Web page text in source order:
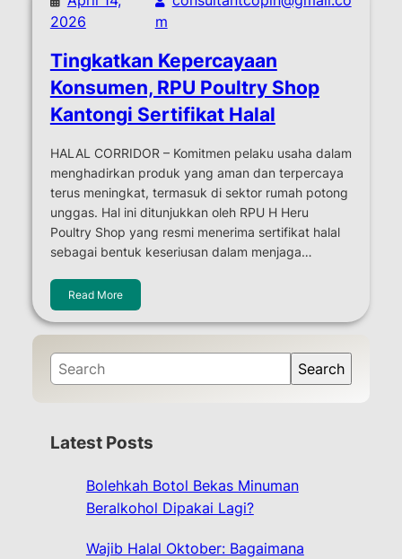
2026
m
Tingkatkan Kepercayaan
Konsumen, RPU Poultry Shop
Kantongi Sertifikat Halal
HALAL CORRIDOR – Komitmen pelaku usaha dalam
menghadirkan produk yang aman dan terpercaya
terus meningkat, termasuk di sektor rumah potong
unggas. Hal ini ditunjukkan oleh RPU H Heru
Poultry Shop yang resmi menerima sertifikat halal
sebagai bentuk keseriusan dalam menjaga…
Read More
S
e
c
Search
Latest Posts
Bolehkah Botol Bekas Minuman
Beralkohol Dipakai Lagi?
Wajib Halal Oktober: Bagaimana